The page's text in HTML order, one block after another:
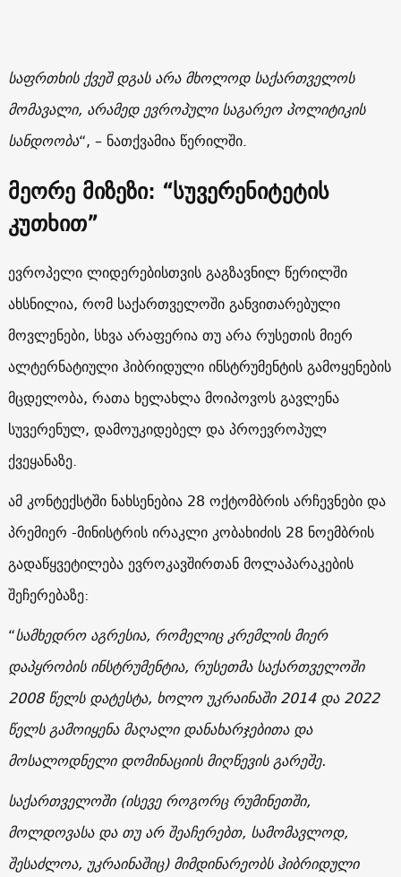
საფრთხის ქვეშ დგას არა მხოლოდ საქართველოს
მომავალი, არამედ ევროპული საგარეო პოლიტიკის
სანდოობა“, – ნათქვამია წერილში.
მეორე მიზეზი: “სუვერენიტეტის
კუთხით”
ევროპელი ლიდერებისთვის გაგზავნილ წერილში
ახსნილია, რომ საქართველოში განვითარებული
მოვლენები, სხვა არაფერია თუ არა რუსეთის მიერ
ალტერნატიული ჰიბრიდული ინსტრუმენტის გამოყენების
მცდელობა, რათა ხელახლა მოიპოვოს გავლენა
სუვერენულ, დამოუკიდებელ და პროევროპულ
ქვეყანაზე.
ამ კონტექსტში ნახსენებია 28 ოქტომბრის არჩევნები და
პრემიერ -მინისტრის ირაკლი კობახიძის 28 ნოემბრის
გადაწყვეტილება ევროკავშირთან მოლაპარაკების
შეჩერებაზე:
“სამხედრო აგრესია, რომელიც კრემლის მიერ
დაპყრობის ინსტრუმენტია, რუსეთმა საქართველოში
2008 წელს დატესტა, ხოლო უკრაინაში 2014 და 2022
წელს გამოიყენა მაღალი დანახარჯებითა და
მოსალოდნელი დომინაციის მიღწევის გარეშე.
საქართველოში (ისევე როგორც რუმინეთში,
მოლდოვასა და თუ არ შეაჩერებთ, სამომავლოდ,
შესაძლოა, უკრაინაშიც) მიმდინარეობს ჰიბრიდული